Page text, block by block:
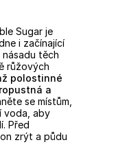
Sugar je
i začínající
těch
růžových
polostinné
a
se místům,
voda, aby
Před
zrýt a půdu